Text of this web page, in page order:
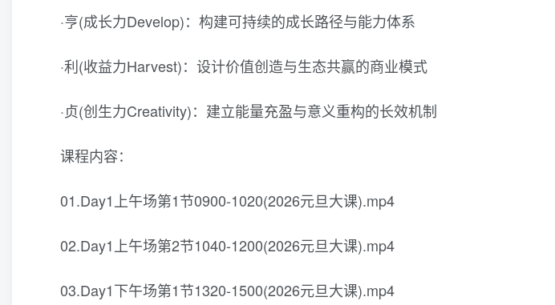
·亨(成长力Develop)：构建可持续的成长路径与能力体系
·利(收益力Harvest)：设计价值创造与生态共赢的商业模式
·贞(创生力Creativity)：建立能量充盈与意义重构的长效机制
课程内容：
01.Day1上午场第1节0900-1020(2026元旦大课).mp4
02.Day1上午场第2节1040-1200(2026元旦大课).mp4
03.Day1下午场第1节1320-1500(2026元旦大课).mp4